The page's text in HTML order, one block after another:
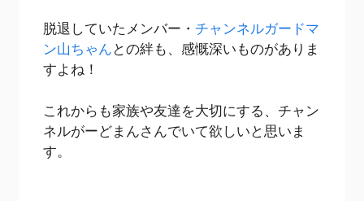
脱退していたメンバー・ チャンネルガードマ
ン山ちゃんとの絆も、感慨深いものがありま
すよね！
これからも家族や友達を大切にする、チャン
ネルがーどまんさんでいて欲しいと思いま
す。